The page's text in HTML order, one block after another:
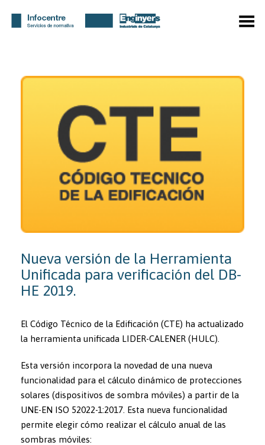
Menú
Nueva versión de la Herramienta
Unificada para verificación del DB-
HE 2019.
El Código Técnico de la Edificación (CTE) ha actualizado
la herramienta unificada LIDER-CALENER (HULC).
Esta versión incorpora la novedad de una nueva
funcionalidad para el cálculo dinámico de protecciones
solares (dispositivos de sombra móviles) a partir de la
UNE-EN ISO 52022-1:2017. Esta nueva funcionalidad
permite elegir cómo realizar el cálculo anual de las
sombras móviles: